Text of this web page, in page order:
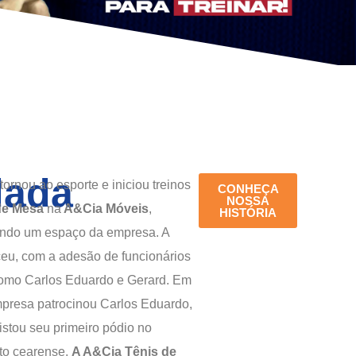
ao esporte e iniciou treinos
MesanaA&Cia Móveis,
um espaço da empresa. A
com a adesão de funcionários
Carlos Eduardo e Gerard. Em
patrocinou Carlos Eduardo,
seu primeiro pódio no
cearense. A A&Cia Tênis de
CONHEÇA
NOSSA
HISTÓRIA